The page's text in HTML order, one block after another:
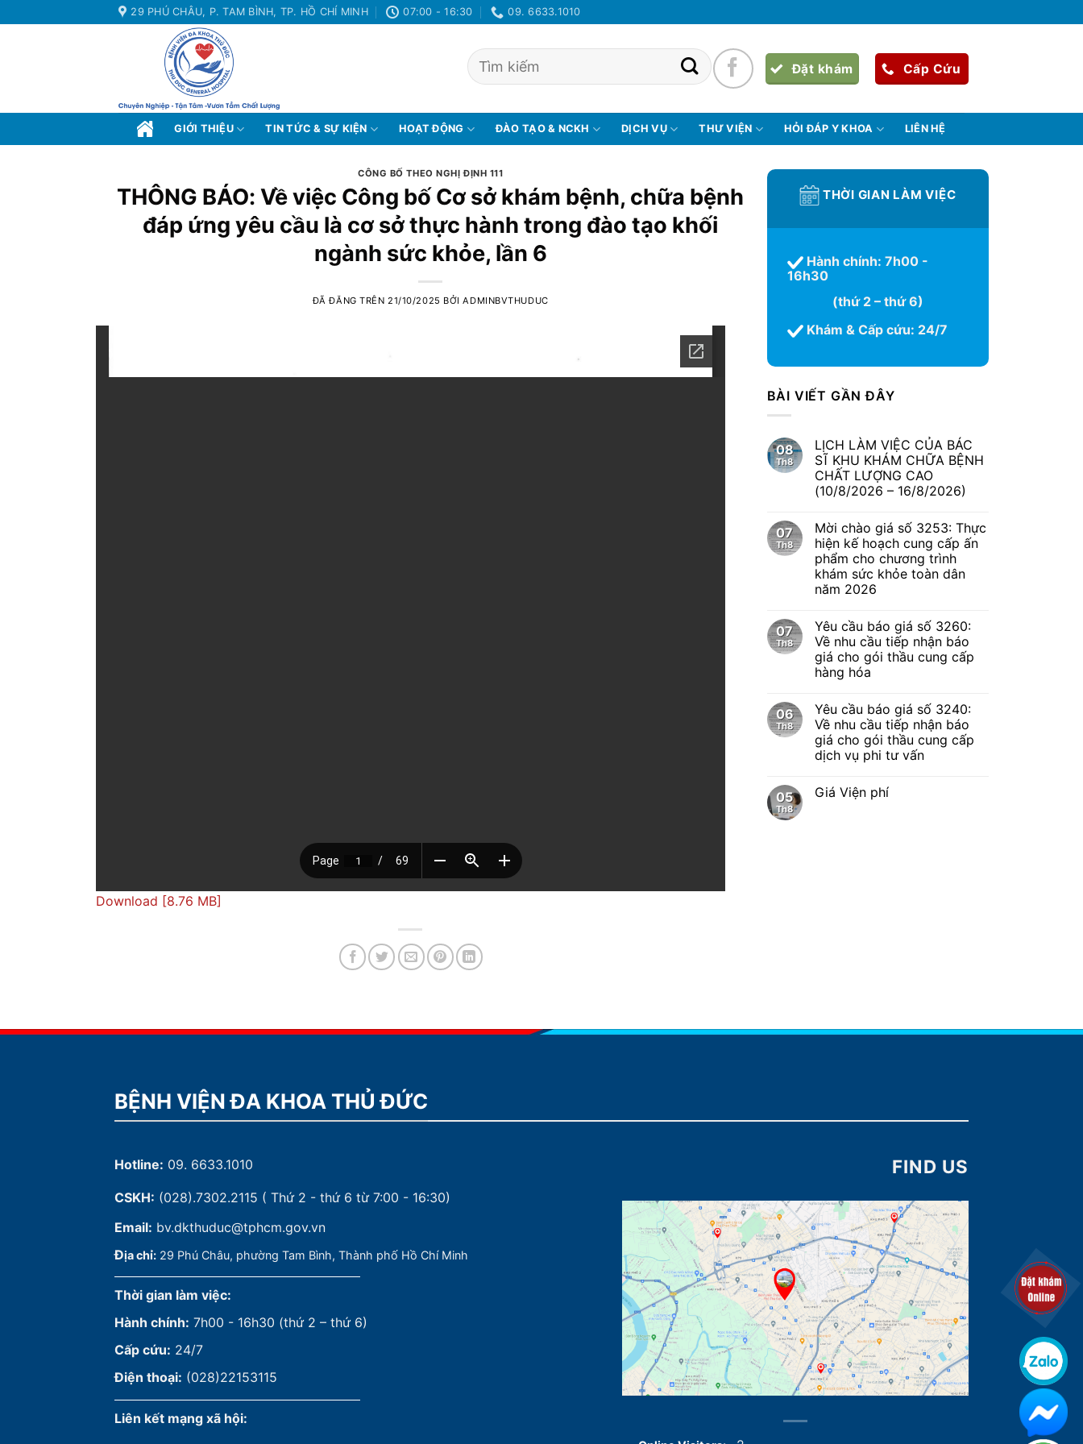
đến
29 PHÚ CHÂU, P. TAM BÌNH, TP. HỒ CHÍ MINH 07:00 - 16:30 09. 6633.1010
Đặt khám Cấp Cứu
GIỚI THIỆU TIN TỨC & SỰ KIỆN HOẠT ĐỘNG ĐÀO TẠO & NCKH DỊCH VỤ THƯ VIỆN HỎI ĐÁP Y KHOA LIÊN HỆ
CÔNG BỐ THEO NGHỊ ĐỊNH 111
THÔNG BÁO: Về việc Công bố Cơ sở khám bệnh, chữa bệnh
đáp ứng yêu cầu là cơ sở thực hành trong đào tạo khối
ngành sức khỏe, lần 6
ĐÃ ĐĂNG TRÊN 21/10/2025 BỞIADMINBVTHUDUC
Download [8.76 MB]
THỜI GIAN LÀM VIỆC
Hành chính: 7h00 -
16h30
(thứ 2 – thứ 6)
Khám & Cấp cứu: 24/7
BÀI VIẾT GẦN ĐÂY
08
Th8
LỊCH LÀM VIỆC CỦA BÁC
SĨ KHU KHÁM CHỮA BỆNH
CHẤT LƯỢNG CAO
(10/8/2026 – 16/8/2026)
07
Th8
Mời chào giá số 3253: Thực
hiện kế hoạch cung cấp ấn
phẩm cho chương trình
khám sức khỏe toàn dân
năm 2026
07
Th8
Yêu cầu báo giá số 3260:
Về nhu cầu tiếp nhận báo
giá cho gói thầu cung cấp
hàng hóa
06
Th8
Yêu cầu báo giá số 3240:
Về nhu cầu tiếp nhận báo
giá cho gói thầu cung cấp
dịch vụ phi tư vấn
05
Th8
Giá Viện phí
BỆNH VIỆN ĐA KHOA THỦ ĐỨC
Hotline: 09. 6633.1010
CSKH: (028).7302.2115 ( Thứ 2 - thứ 6 từ 7:00 - 16:30)
Email: bv.dkthuduc@tphcm.gov.vn
Địa chỉ: 29 Phú Châu, phường Tam Bình, Thành phố Hồ Chí Minh
Thời gian làm việc:
Hành chính: 7h00 - 16h30 (thứ 2 – thứ 6)
Cấp cứu: 24/7
Điện thoại: (028)22153115
Liên kết mạng xã hội:
FIND US